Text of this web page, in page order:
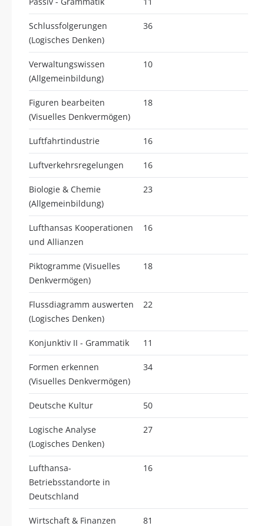
Schlussfolgerungen
(Logisches Denken)
36
Verwaltungswissen
(Allgemeinbildung)
10
Figuren bearbeiten
(Visuelles Denkvermögen)
18
Luftfahrtindustrie 16
Luftverkehrsregelungen 16
Biologie & Chemie
(Allgemeinbildung)
23
Lufthansas Kooperationen
und Allianzen
16
Piktogramme (Visuelles
Denkvermögen)
18
Flussdiagramm auswerten
(Logisches Denken)
22
Konjunktiv II - Grammatik 11
Formen erkennen
(Visuelles Denkvermögen)
34
Deutsche Kultur 50
Logische Analyse
(Logisches Denken)
27
Lufthansa-
Betriebsstandorte in
Deutschland
16
Wirtschaft & Finanzen
81